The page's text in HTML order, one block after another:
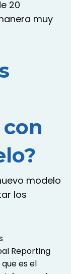
20
muy
modelo
los
Reporting
es el